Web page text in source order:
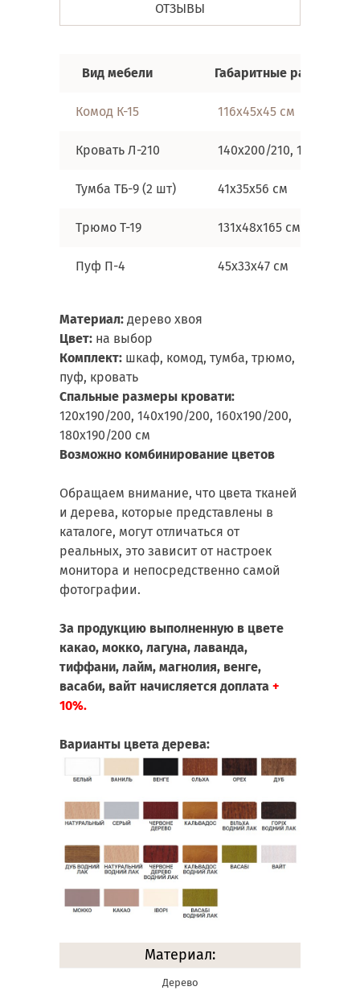
ОТЗЫВЫ
Вид мебели Габаритные размеры
Комод К-15 116х45х45 см
Кровать Л-210 140х200/210, 160х200/
Тумба ТБ-9 (2 шт) 41х35х56 см
Трюмо Т-19 131х48х165 см
Пуф П-4 45х33х47 см
Материал: дерево хвоя
Цвет: на выбор
Комплект: шкаф, комод, тумба, трюмо,
пуф, кровать
Спальные размеры кровати:
120х190/200, 140х190/200, 160х190/200,
180х190/200 см
Возможно комбинирование цветов
Обращаем внимание, что цвета тканей
и дерева, которые представлены в
каталоге, могут отличаться от
реальных, это зависит от настроек
монитора и непосредственно самой
фотографии.
За продукцию выполненную в цвете
какао, мокко, лагуна, лаванда,
тиффани, лайм, магнолия, венге,
васаби, вайт начисляется доплата +
10%.
Варианты цвета дерева:
Материал:
Дерево